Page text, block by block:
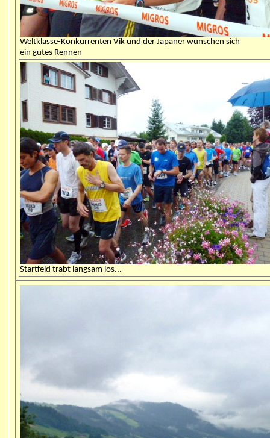
Weltklasse-Konkurrenten Vik und der Japaner wünschen sich
ein gutes Rennen
Startfeld trabt langsam los...